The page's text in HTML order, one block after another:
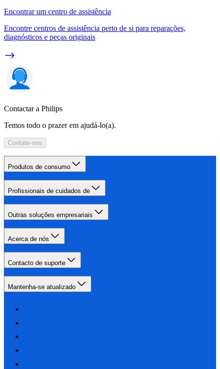
Encontrar um centro de assistência
Encontre centros de assistência perto de si para reparações,
diagnósticos e peças originais
Contactar a Philips
Temos todo o prazer em ajudá-lo(a).
Contate-nos
Produtos de consumo
Profissionais de cuidados de
Outras soluções empresariais
Acerca de nós
Contacto de suporte
Mantenha-se atualizado